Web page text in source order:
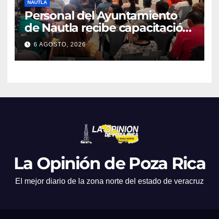
NAUTLA
Personal del Ayuntamiento
de Nautla recibe capacitación
en atención a emergencias
6 AGOSTO, 2026
La Opinión de Poza Rica
El mejor diario de la zona norte del estado de veracruz